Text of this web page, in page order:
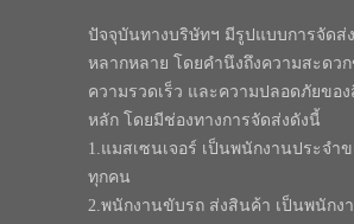
ปัจจุบันทางบริษัทฯ มีรูปแบบการจัดส่
หลากหลาย โดยคำนึงถึงความสะดว
ความรวดเร็ว และความปลอดภัยขอ
หลัก โดยมีช่องทางการจัดส่งดังนี้
1.แมสเซนเจอร์ เป็นพนักงานประจำ
ทุกคน
2.พนักงานขับรถ ส่งสินค้า เป็นพนักง